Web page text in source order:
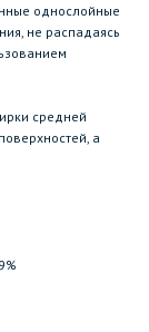
однослойные
не распадаясь
средней
а